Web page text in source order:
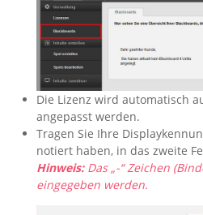
Die Lizenz wird automatisch
angepasst werden.
Tragen Sie Ihre
notiert haben, in das zweite
Hinweis:Das „-“ Zeichen
eingegeben werden.